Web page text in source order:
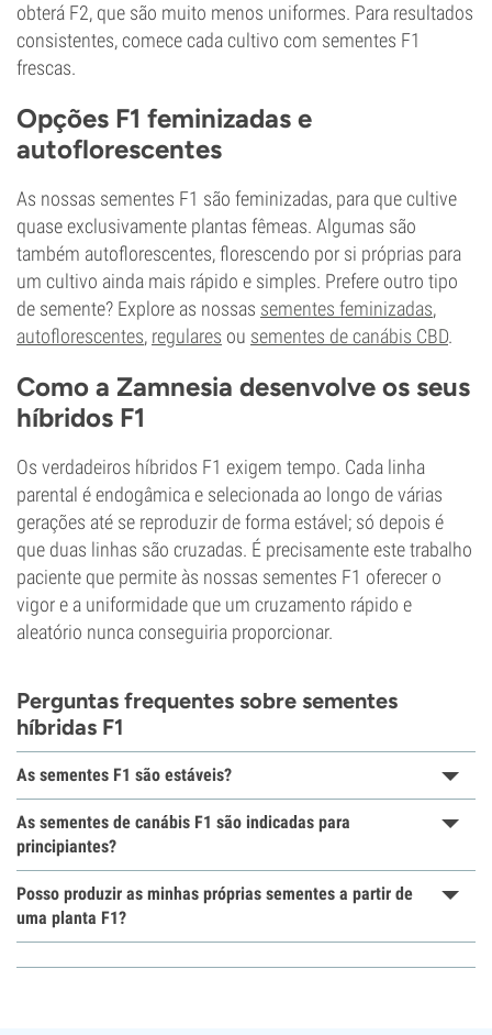
obterá F2, que são muito menos uniformes. Para resultados
consistentes, comece cada cultivo com sementes F1
frescas.
Opções F1 feminizadas e
autoflorescentes
As nossas sementes F1 são feminizadas, para que cultive
quase exclusivamente plantas fêmeas. Algumas são
também autoflorescentes, florescendo por si próprias para
um cultivo ainda mais rápido e simples. Prefere outro tipo
de semente? Explore as nossas sementes feminizadas,
autoflorescentes, regulares ou sementes de canábis CBD.
Como a Zamnesia desenvolve os seus
híbridos F1
Os verdadeiros híbridos F1 exigem tempo. Cada linha
parental é endogâmica e selecionada ao longo de várias
gerações até se reproduzir de forma estável; só depois é
que duas linhas são cruzadas. É precisamente este trabalho
paciente que permite às nossas sementes F1 oferecer o
vigor e a uniformidade que um cruzamento rápido e
aleatório nunca conseguiria proporcionar.
Perguntas frequentes sobre sementes
híbridas F1
As sementes F1 são estáveis?
As sementes de canábis F1 são indicadas para
principiantes?
Posso produzir as minhas próprias sementes a partir de
uma planta F1?